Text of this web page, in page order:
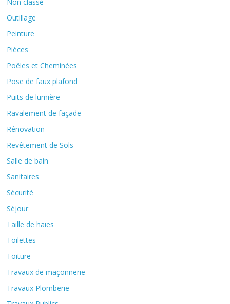
Outillage
Peinture
Pièces
Poêles et Cheminées
Pose de faux plafond
Puits de lumière
Ravalement de façade
Rénovation
Revêtement de Sols
Salle de bain
Sanitaires
Sécurité
Séjour
Taille de haies
Toilettes
Toiture
Travaux de maçonnerie
Travaux Plomberie